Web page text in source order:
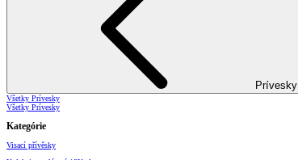
Prívesky
Všetky Prívesky
Všetky Prívesky
Kategórie
Visací přívěsky